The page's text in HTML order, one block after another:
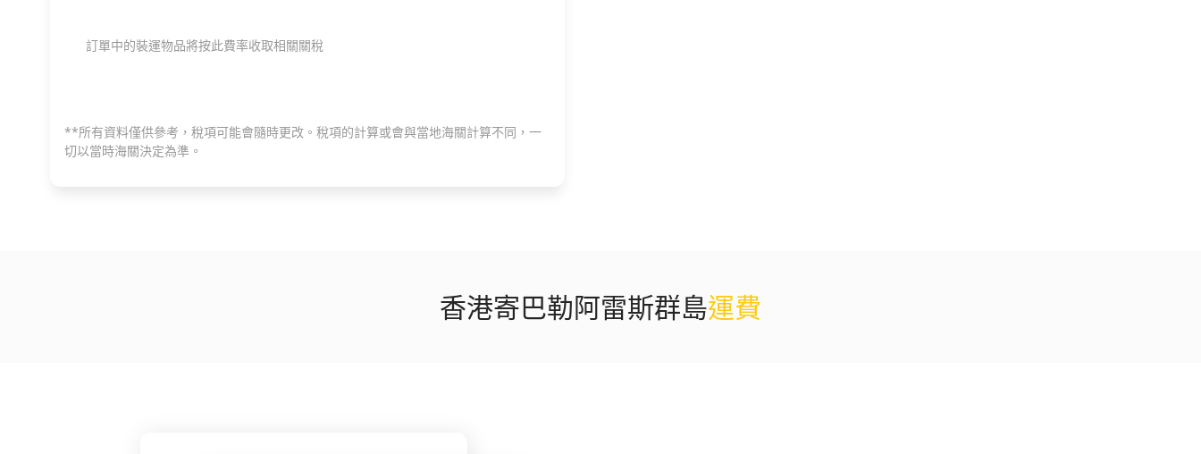
訂單中的裝運物品將按此費率收取相關關稅
**所有資料僅供參考，稅項可能會隨時更改。稅項的計算或會與當地海關計算不同，一
切以當時海關決定為準。
香港寄巴勒阿雷斯群島運費